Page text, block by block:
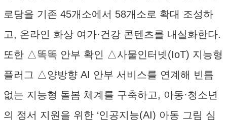
로당을 기존 45개소에서 58개소로 확대 조성하
고, 온라인 화상 여가·건강 콘텐츠를 내실화한다.
또한 △똑똑 안부 확인 △사물인터넷(IoT) 지능형
플러그 △양방향 AI 안부 서비스를 연계해 빈틈
없는 지능형 돌봄 체계를 구축하고, 아동·청소년
의 정서 지원을 위한 ‘인공지능(AI) 아동 그림 심